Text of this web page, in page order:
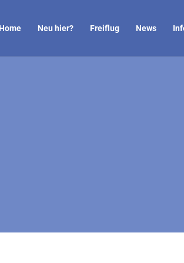
Neu hier? Freiflug News